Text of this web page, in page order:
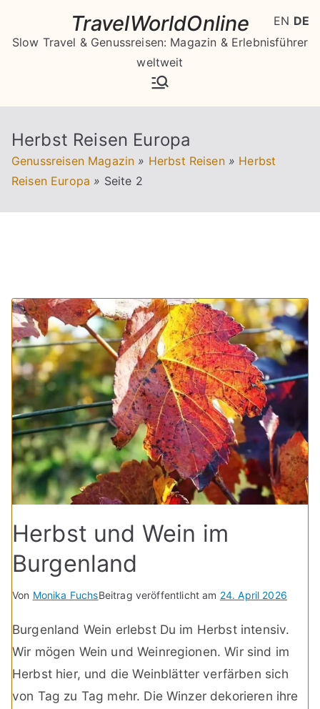
springen
TravelWorldOnline
Slow Travel & Genussreisen: Magazin & Erlebnisführer
weltweit
Herbst Reisen Europa
Genussreisen Magazin » Herbst Reisen » Herbst
Reisen Europa » Seite 2
Herbst und Wein im
Burgenland
Von Monika FuchsBeitrag veröffentlicht am 24. April 2026
Burgenland Wein erlebst Du im Herbst intensiv.
Wir mögen Wein und Weinregionen. Wir sind im
Herbst hier, und die Weinblätter verfärben sich
von Tag zu Tag mehr. Die Winzer dekorieren ihre
EN DE